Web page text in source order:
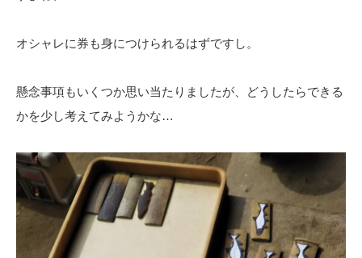
オシャレに券も身につけられるはずですし。
懸念事項もいくつか思い当たりましたが、どうしたらできる
かを少し考えてみようかな…